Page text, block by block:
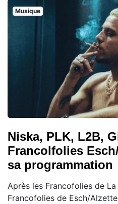
Musique
Niska, PLK, L2B,
Francolfolies
sa programmation
Après les Francofolies de
Francofolies de Esch/